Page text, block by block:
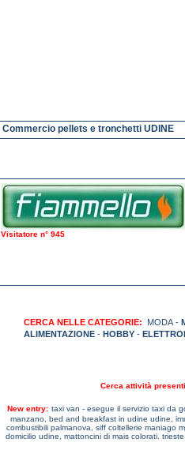
Commercio pellets e tronchetti UDINE
Visitatore n° 945
CERCA NELLE CATEGORIE: MODA -
ALIMENTAZIONE - HOBBY -
Cerca attività
New entry: taxi van - esegue il servizio taxi da
manzano, bed and breakfast in udine udine,
combustibili palmanova, siff coltellerie maniago
domicilio udine, mattoncini di mais colorati. trieste,